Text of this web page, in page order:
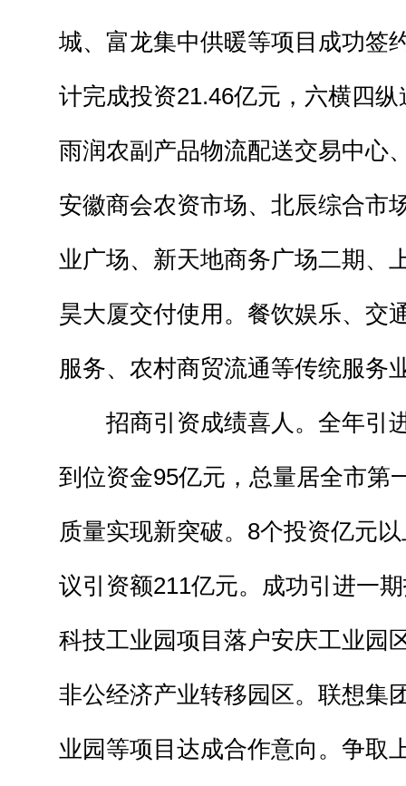
城、富龙集中供暖等项目成功签
计完成投资21.46亿元，六横四
雨润农副产品物流配送交易中心
安徽商会农资市场、北辰综合市
业广场、新天地商务广场二期、
昊大厦交付使用。餐饮娱乐、交
服务、农村商贸流通等传统服务
招商引资成绩喜人。全年引
到位资金95亿元，总量居全市第
质量实现新突破。8个投资亿元
议引资额211亿元。成功引进一
科技工业园项目落户安庆工业园
非公经济产业转移园区。联想集
业园等项目达成合作意向。争取